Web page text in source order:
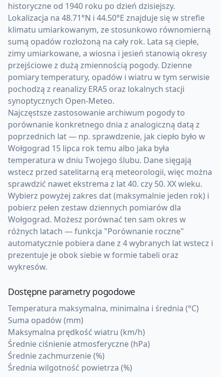
historyczne od 1940 roku po dzień dzisiejszy.
Lokalizacja na 48.71°N i 44.50°E znajduje się w strefie
klimatu umiarkowanym, ze stosunkowo równomierną
sumą opadów rozłożoną na cały rok. Lata są ciepłe,
zimy umiarkowane, a wiosna i jesień stanowią okresy
przejściowe z dużą zmiennością pogody. Dzienne
pomiary temperatury, opadów i wiatru w tym serwisie
pochodzą z reanalizy ERA5 oraz lokalnych stacji
synoptycznych Open-Meteo.
Najczęstsze zastosowanie archiwum pogody to
porównanie konkretnego dnia z analogiczną datą z
poprzednich lat — np. sprawdzenie, jak ciepło było w
Wołgograd 15 lipca rok temu albo jaka była
temperatura w dniu Twojego ślubu. Dane sięgają
wstecz przed satelitarną erą meteorologii, więc można
sprawdzić nawet ekstrema z lat 40. czy 50. XX wieku.
Wybierz powyżej zakres dat (maksymalnie jeden rok) i
pobierz pełen zestaw dziennych pomiarów dla
Wołgograd. Możesz porównać ten sam okres w
różnych latach — funkcja "Porównanie roczne"
automatycznie pobiera dane z 4 wybranych lat wstecz i
prezentuje je obok siebie w formie tabeli oraz
wykresów.
Dostępne parametry pogodowe
Temperatura maksymalna, minimalna i średnia (°C)
Suma opadów (mm)
Maksymalna prędkość wiatru (km/h)
Średnie ciśnienie atmosferyczne (hPa)
Średnie zachmurzenie (%)
Średnia wilgotność powietrza (%)